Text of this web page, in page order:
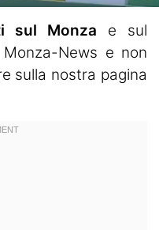
sul Monza e sul
Monza-News e non
sulla nostra pagina